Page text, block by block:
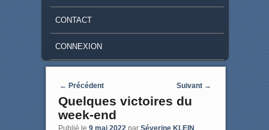
CONTACT
CONNEXION
Post navigation
← Précédent Suivant →
Quelques victoires du
week-end
Publié le 9 mai 2022 par Séverine KLEIN